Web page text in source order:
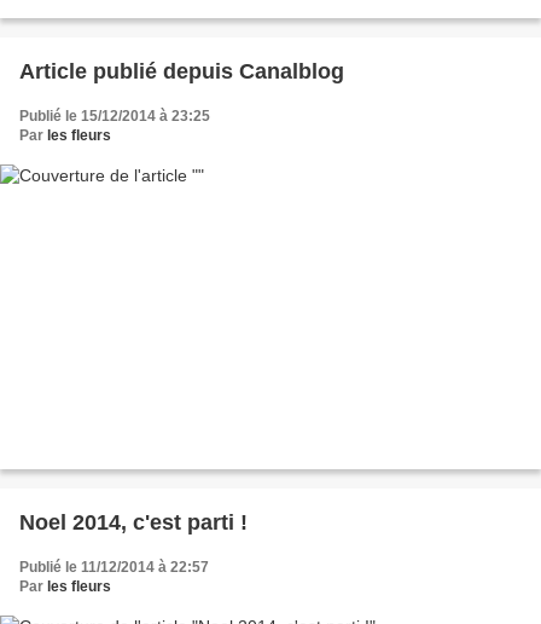
Article publié depuis Canalblog
Publié le 15/12/2014 à 23:25
Par les fleurs
Noel 2014, c'est parti !
Publié le 11/12/2014 à 22:57
Par les fleurs